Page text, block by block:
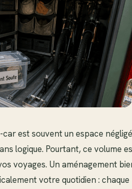
car est souvent un espace
logique. Pourtant, ce volume
voyages. Un aménagement
votre quotidien : chaque